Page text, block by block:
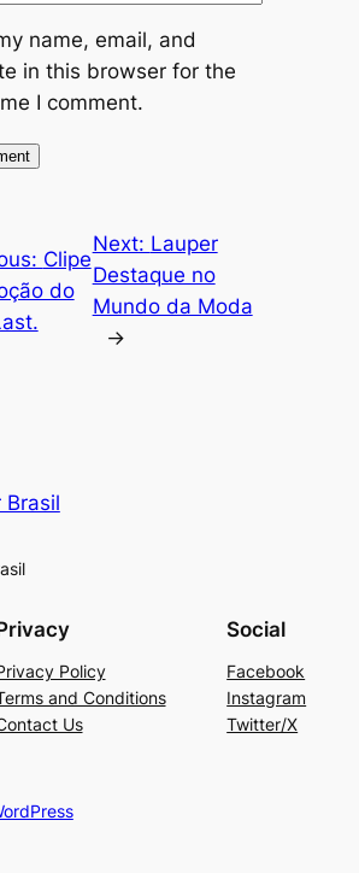
name, email, and
in this browser for the
I comment.
Clipe
do
Next: Lauper
Destaque no
Mundo da Moda
→
Brasil
Policy
and Conditions
Us
Social
Facebook
Instagram
Twitter/X